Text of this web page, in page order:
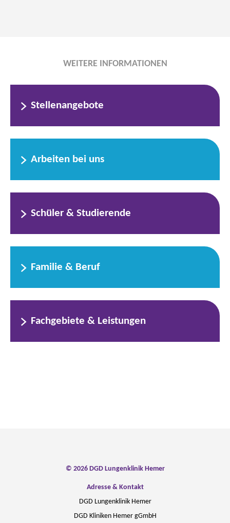
WEITERE INFORMATIONEN
Stellenangebote
Arbeiten bei uns
Schüler & Studierende
Familie & Beruf
Fachgebiete & Leistungen
© 2026 DGD Lungenklinik Hemer
Adresse & Kontakt
DGD Lungenklinik Hemer
DGD Kliniken Hemer gGmbH